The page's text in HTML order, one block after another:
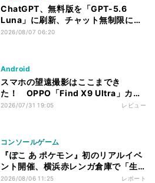
ChatGPT、無料版を「GPT-5.6
Luna」に刷新、チャット無制限に
有料版のSolも精度向上
2026/08/07 06:20
Android
スマホの望遠撮影はここまでき
た！ OPPO「Find X9 Ultra」カメ
ラ実写レビュー
2026/07/31 19:05 レビュー
コンソールゲーム
『ぽこ あ ポケモン』初のリアルイベ
ント開催、横浜赤レンガ倉庫で「生
息地づくり」を体験してきた
2026/08/06 11:25 レポート